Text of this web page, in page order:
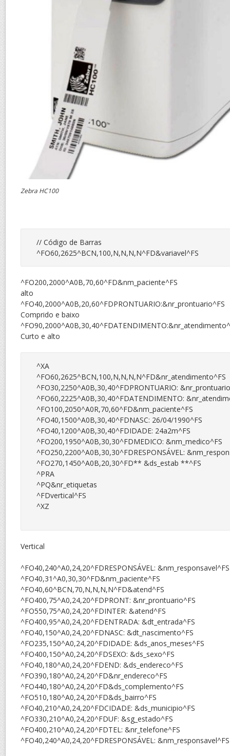
Zebra HC100
// Código de Barras
^FO200,2000^A0B,70,60^FD&nm_paciente^FS
alto
^FO40,2000^A0B,20,60^FDPRONTUARIO:&nr_prontuario^FS
Comprido e baixo
Curto e alto
^XA
^FO60,2625^BCN,100,N,N,N,N^FD&nr_atendimento^FS
^FO30,2250^A0B,30,40^FDPRONTUARIO:
^FO60,2225^A0B,30,40^FDATENDIMENTO:
^FO100,2050^A0R,70,60^FD&nm_paciente^FS
^FO40,1500^A0B,30,40^FDNASC: 26/04/1990^FS
^FO40,1200^A0B,30,40^FDIDADE: 24a2m^FS
^FO200,1950^A0B,30,30^FDMEDICO: &nm_medico^FS
^FO250,2200^A0B,30,30^FDRESPONSÁVEL:
^FO270,1450^A0B,20,30^FD** &ds_estab **^FS
^PRA
^PQ&nr_etiquetas
^FDvertical^FS
^XZ
Vertical
^FO40,240^A0,24,20^FDRESPONSÁVEL: &nm_responsavel^FS
^FO40,31^A0,30,30^FD&nm_paciente^FS
^FO40,60^BCN,70,N,N,N,N^FD&atend^FS
^FO400,75^A0,24,20^FDPRONT: &nr_prontuario^FS
^FO550,75^A0,24,20^FDINTER: &atend^FS
^FO400,95^A0,24,20^FDENTRADA: &dt_entrada^FS
^FO40,150^A0,24,20^FDNASC: &dt_nascimento^FS
^FO235,150^A0,24,20^FDIDADE: &ds_anos_meses^FS
^FO400,150^A0,24,20^FDSEXO: &ds_sexo^FS
^FO40,180^A0,24,20^FDEND: &ds_endereco^FS
^FO390,180^A0,24,20^FD&nr_endereco^FS
^FO440,180^A0,24,20^FD&ds_complemento^FS
^FO510,180^A0,24,20^FD&ds_bairro^FS
^FO40,210^A0,24,20^FDCIDADE: &ds_municipio^FS
^FO330,210^A0,24,20^FDUF: &sg_estado^FS
^FO400,210^A0,24,20^FDTEL: &nr_telefone^FS
^FO40,240^A0,24,20^FDRESPONSÁVEL: &nm_responsavel^FS